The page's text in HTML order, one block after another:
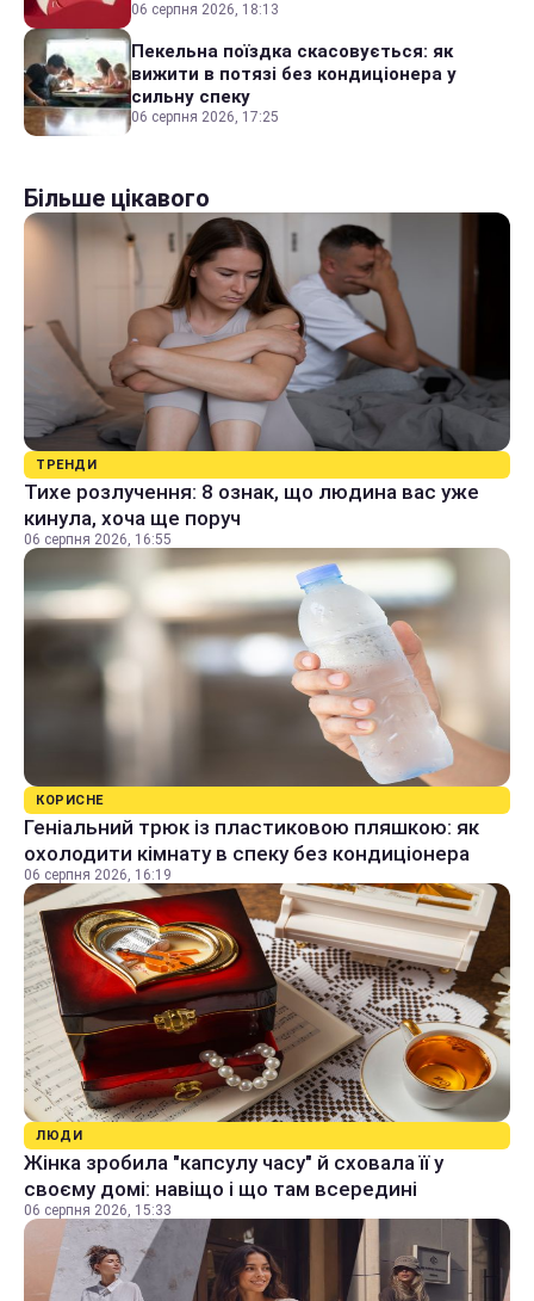
06 серпня 2026, 18:13
Пекельна поїздка скасовується: як
вижити в потязі без кондиціонера у
сильну спеку
06 серпня 2026, 17:25
Більше цікавого
ТРЕНДИ
Тихе розлучення: 8 ознак, що людина вас уже
кинула, хоча ще поруч
06 серпня 2026, 16:55
КОРИСНЕ
Геніальний трюк із пластиковою пляшкою: як
охолодити кімнату в спеку без кондиціонера
06 серпня 2026, 16:19
ЛЮДИ
Жінка зробила "капсулу часу" й сховала її у
своєму домі: навіщо і що там всередині
06 серпня 2026, 15:33